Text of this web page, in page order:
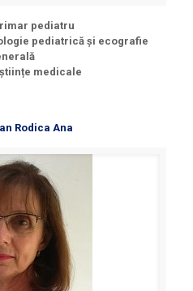
pediatru
pediatrică și ecografie
medicale
Rodica Ana